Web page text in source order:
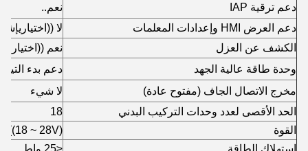
دعم ترقية IAP
نعم..
دعم العرض HMI وإعدادات المعلمات
لا
الكشف عن العزل
نعم ((اختياري)
وحدة طاقة عالية الجهد
دعم بدء
مخرج الاتصال الجاف (مفتوح عادة)
لا شيء
الحد الأقصى لعدد وحدات التركيب البدني
18
القوة
((18 ~ 28V)
استهلاك الطاقة
≤25 واط